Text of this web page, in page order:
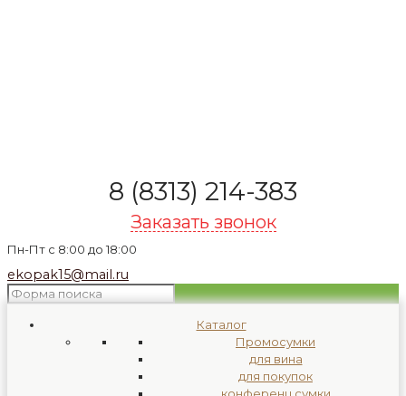
8 (8313) 214-383
Заказать звонок
Пн-Пт с 8:00 до 18:00
ekopak15@mail.ru
Каталог
Промосумки
для вина
для покупок